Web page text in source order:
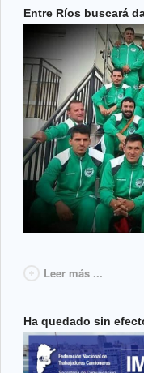
Entre Ríos buscará
Leer más ...
Ha quedado sin